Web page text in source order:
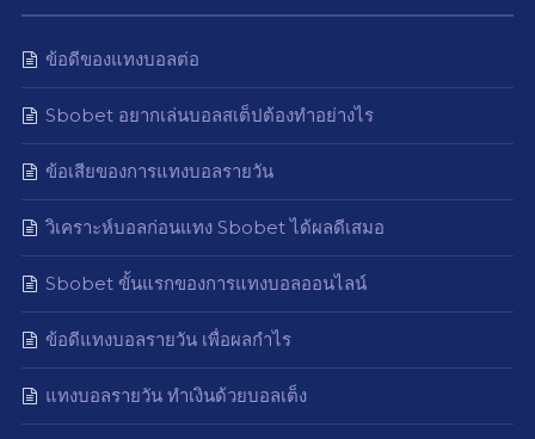
ข้อดีของแทงบอลต่อ
Sbobet อยากเล่นบอลสเต็ปต้องทำอย่างไร
ข้อเสียของการแทงบอลรายวัน
วิเคราะห์บอลก่อนแทง Sbobet ได้ผลดีเสมอ
Sbobet ขั้นแรกของการแทงบอลออนไลน์
ข้อดีแทงบอลรายวัน เพื่อผลกำไร
แทงบอลรายวัน ทำเงินด้วยบอลเต็ง